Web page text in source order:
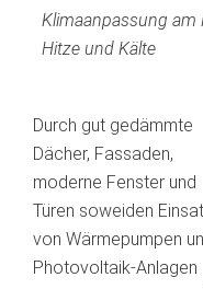
Klimaanpassung
Hitze und Kälte
Durch gut gedämmte
Dächer, Fassaden,
moderne Fenster und
Türen soweiden
von Wärmepumpen
Photovoltaik-Anlagen